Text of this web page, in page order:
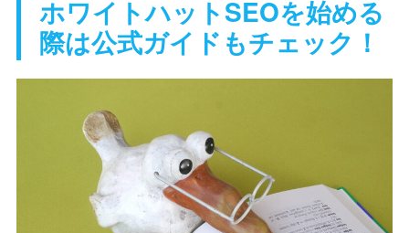
ホワイトハットSEOを始める
際は公式ガイドもチェック！